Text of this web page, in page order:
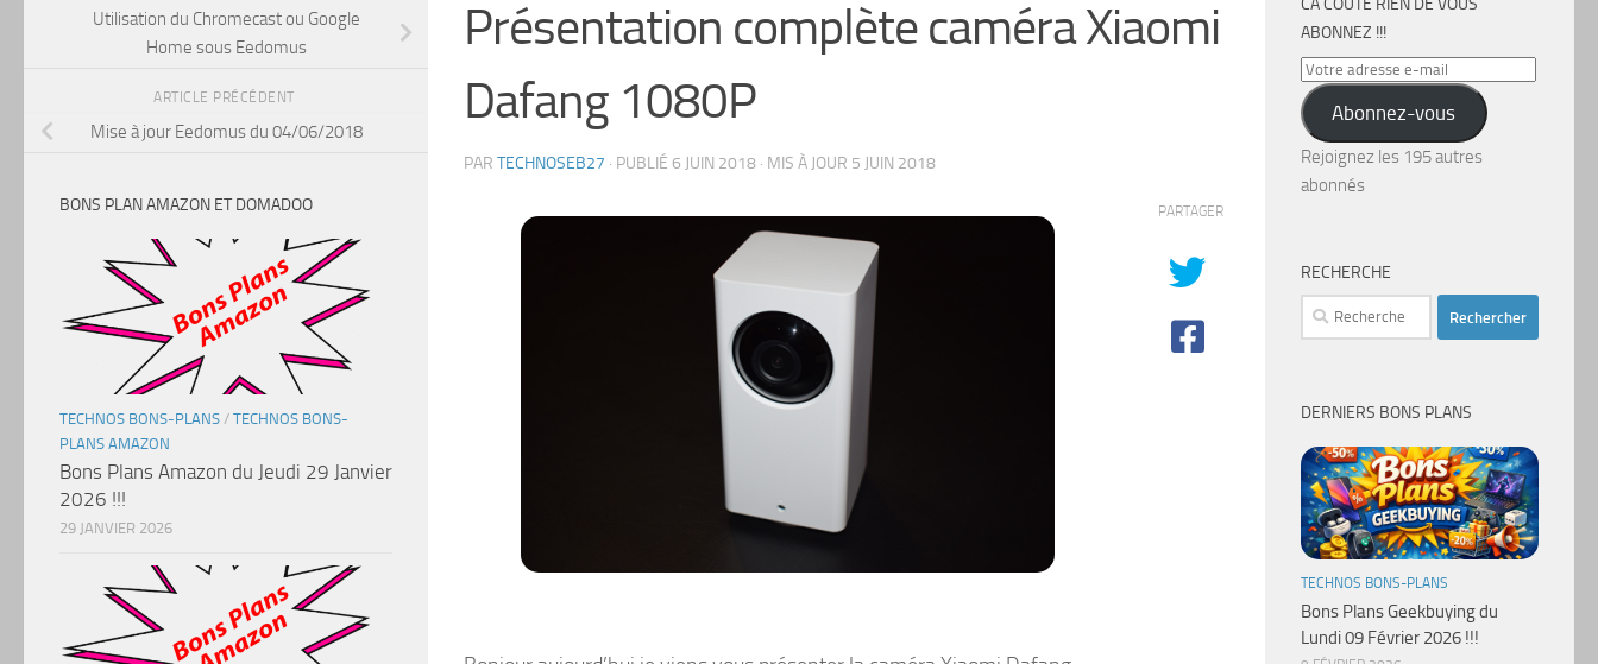
Présentation complète caméra Xiaomi
Dafang 1080P
PAR TECHNOSEB27 · PUBLIÉ 6 JUIN 2018 · MIS À JOUR 5 JUIN 2018
PARTAGER
Utilisation du Chromecast ou Google
Home sous Eedomus
ARTICLE PRÉCÉDENT
Mise à jour Eedomus du 04/06/2018
BONS PLAN AMAZON ET DOMADOO
TECHNOS BONS-PLANS / TECHNOS BONS-
PLANS AMAZON
Bons Plans Amazon du Jeudi 29 Janvier
2026 !!!
29 JANVIER 2026
CA COÛTE RIEN DE VOUS
ABONNEZ !!!
Votre
adresse
e-
mail
Abonnez-vous
Rejoignez les 195 autres
abonnés
RECHERCHE
Rechercher :
DERNIERS BONS PLANS
TECHNOS BONS-PLANS
Bons Plans Geekbuying du
Lundi 09 Février 2026 !!!